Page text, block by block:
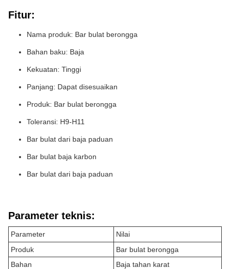
Fitur:
Nama produk: Bar bulat berongga
Bahan baku: Baja
Kekuatan: Tinggi
Panjang: Dapat disesuaikan
Produk: Bar bulat berongga
Toleransi: H9-H11
Bar bulat dari baja paduan
Bar bulat baja karbon
Bar bulat dari baja paduan
Parameter teknis:
Parameter
Nilai
Produk
Bar bulat berongga
Bahan
Baja tahan karat